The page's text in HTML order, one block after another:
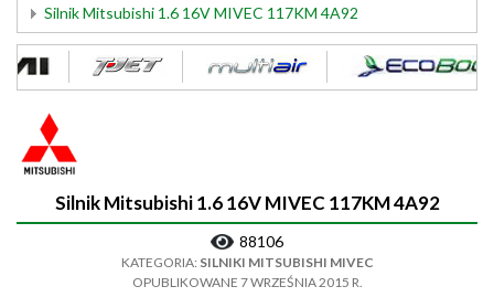
Silnik Mitsubishi 1.6 16V MIVEC 117KM 4A92
Silnik Mitsubishi 1.6 16V MIVEC 117KM 4A92
88106
KATEGORIA: SILNIKI MITSUBISHI MIVEC
OPUBLIKOWANE 7 WRZEŚNIA 2015 R.